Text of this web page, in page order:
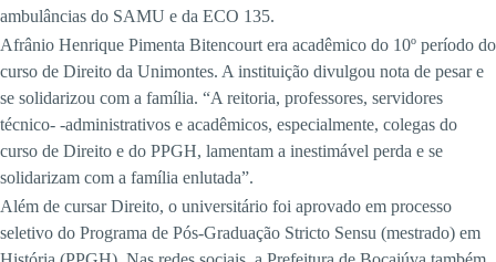
ambulâncias do SAMU e da ECO 135.
Afrânio Henrique Pimenta Bitencourt era acadêmico do 10º período do
curso de Direito da Unimontes. A instituição divulgou nota de pesar e
se solidarizou com a família. “A reitoria, professores, servidores
técnico- -administrativos e acadêmicos, especialmente, colegas do
curso de Direito e do PPGH, lamentam a inestimável perda e se
solidarizam com a família enlutada”.
Além de cursar Direito, o universitário foi aprovado em processo
seletivo do Programa de Pós-Graduação Stricto Sensu (mestrado) em